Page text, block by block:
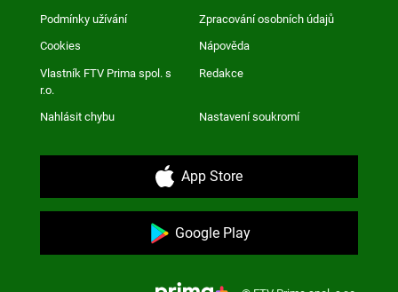
Podmínky užívání Zpracování osobních údajů
Cookies Nápověda
Vlastník FTV Prima spol. s
r.o.
Redakce
Nahlásit chybu Nastavení soukromí
App Store
Google Play